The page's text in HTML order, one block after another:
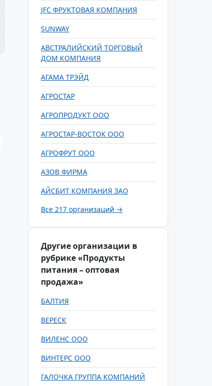
JFC ФРУКТОВАЯ КОМПАНИЯ
SUNWAY
АВСТРАЛИЙСКИЙ ТОРГОВЫЙ
ДОМ КОМПАНИЯ
АГАМА ТРЭЙД
АГРОСТАР
АГРОПРОДУКТ ООО
АГРОСТАР-ВОСТОК ООО
АГРОФРУТ ООО
АЗОВ ФИРМА
АЙСБИТ КОМПАНИЯ ЗАО
Все 217 организаций →
Другие организации в
рубрике «Продукты
питания – оптовая
продажа»
БАЛТИЯ
ВЕРЕСК
ВИЛЕНС ООО
ВИНТЕРС ООО
ГАЛОЧКА ГРУППА КОМПАНИЙ